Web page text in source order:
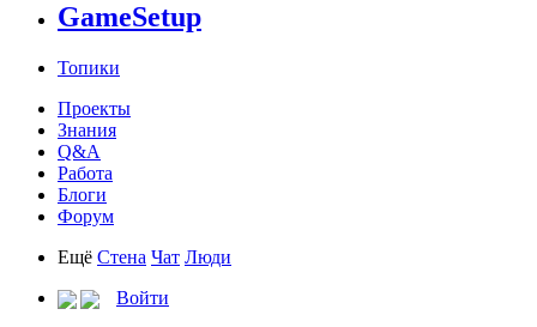
GameSetup
Топики
Проекты
Знания
Q&A
Работа
Блоги
Форум
Ещё Стена Чат Люди
Войти